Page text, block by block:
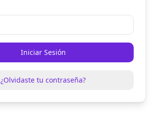
Iniciar Sesión
¿Olvidaste tu contraseña?